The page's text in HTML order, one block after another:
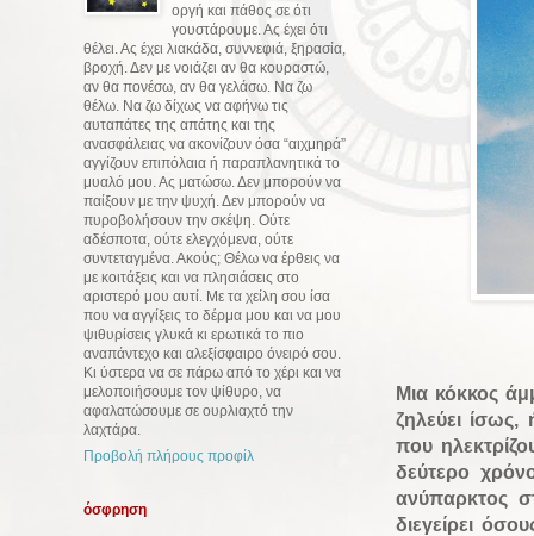
Μια κόκκος
ζηλεύει ίσως,
που
δεύτερο
ανύπαρκτος
διεγείρει
οργή και πάθος σε ότι
γουστάρουμε. Ας έχει ότι
θέλει. Ας έχει λιακάδα, συννεφιά, ξηρασία,
βροχή. Δεν με νοιάζει αν θα κουραστώ,
αν θα πονέσω, αν θα γελάσω. Να ζω
θέλω. Να ζω δίχως να αφήνω τις
αυταπάτες της απάτης και της
ανασφάλειας να ακονίζουν όσα “αιχμηρά”
αγγίζουν επιπόλαια ή παραπλανητικά το
μυαλό μου. Ας ματώσω. Δεν μπορούν να
παίξουν με την ψυχή. Δεν μπορούν να
πυροβολήσουν την σκέψη. Ούτε
αδέσποτα, ούτε ελεγχόμενα, ούτε
συντεταγμένα. Ακούς; Θέλω να έρθεις να
με κοιτάξεις και να πλησιάσεις στο
αριστερό μου αυτί. Με τα χείλη σου ίσα
που να αγγίξεις το δέρμα μου και να μου
ψιθυρίσεις γλυκά κι ερωτικά το πιο
αναπάντεχο και αλεξίσφαιρο όνειρό σου.
Κι ύστερα να σε πάρω από το χέρι και να
μελοποιήσουμε τον ψίθυρο, να
αφαλατώσουμε σε ουρλιαχτό την
λαχτάρα.
Προβολή πλήρους προφίλ
όσφρηση